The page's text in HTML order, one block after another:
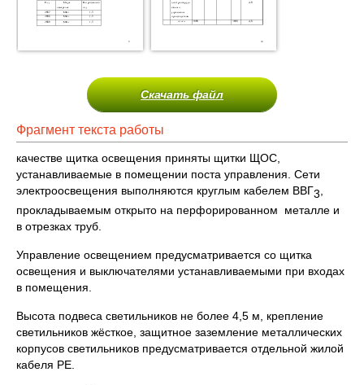
Скачать файл
Фрагмент текста работы
качестве щитка освещения приняты щитки ЩОС,
устанавливаемые в помещении поста управления. Сети
электроосвещения выполняются круглым кабелем ВВГ3
прокладываемым открыто на перфорированном металле и
в отрезках труб.
Управление освещением предусматривается со щитка
освещения и выключателями устанавливаемыми при входах
в помещения.
Высота подвеса светильников не более 4,5 м, крепление
светильников жёсткое, защитное заземление металлических
корпусов светильников предусматривается отдельной жилой
кабеля РЕ.